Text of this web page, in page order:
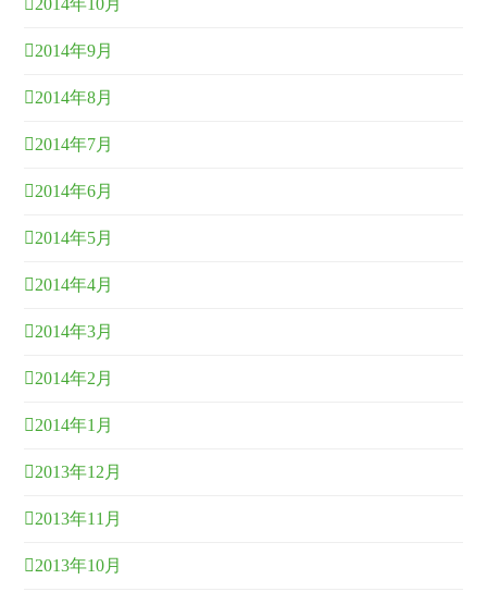
2014年10月
2014年9月
2014年8月
2014年7月
2014年6月
2014年5月
2014年4月
2014年3月
2014年2月
2014年1月
2013年12月
2013年11月
2013年10月